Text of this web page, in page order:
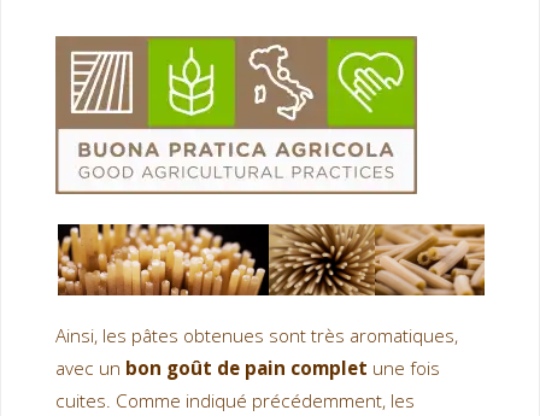
Ainsi, les pâtes obtenues sont très aromatiques,
avec un bon goût de pain complet une fois
cuites. Comme indiqué précédemment, les